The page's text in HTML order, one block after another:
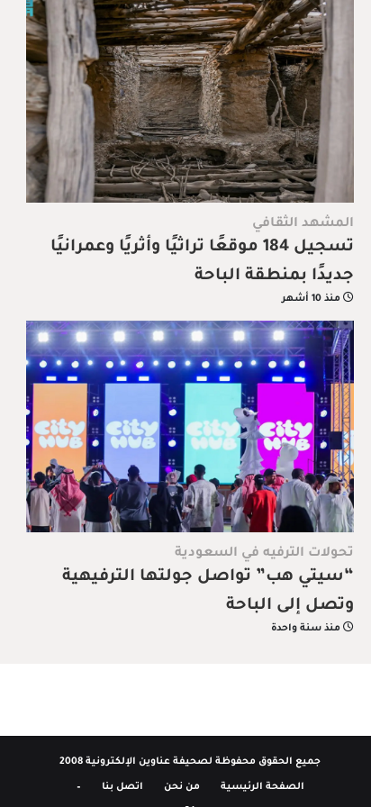
المشهد الثقافي
تسجيل 184 موقعًا تراثيًا وأثريًا وعمرانيًا
جديدًا بمنطقة الباحة
منذ 10 أشهر
تحولات الترفيه في السعودية
“سيتي هب” تواصل جولتها الترفيهية
وتصل إلى الباحة
منذ سنة واحدة
جميع الحقوق محفوظة لصحيفة عناوين الإلكترونية 2008
الصفحة الرئيسية من نحن اتصل بنا –